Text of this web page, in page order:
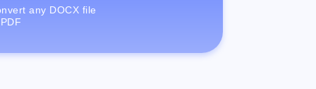
any DOCX file